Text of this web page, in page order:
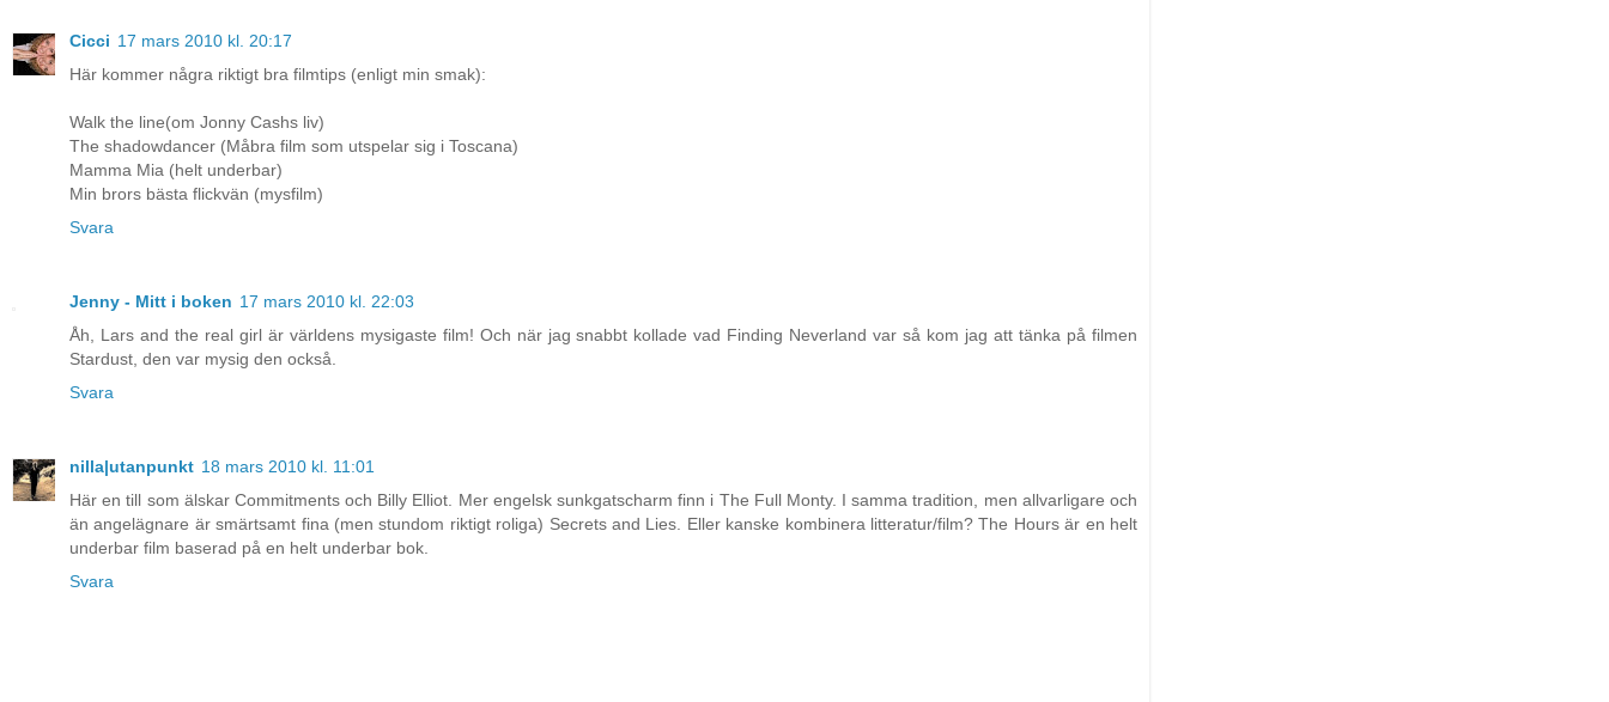
Cicci 17 mars 2010 kl. 20:17
Här kommer några riktigt bra filmtips (enligt min smak):
Walk the line(om Jonny Cashs liv)
The shadowdancer (Måbra film som utspelar sig i Toscana)
Mamma Mia (helt underbar)
Min brors bästa flickvän (mysfilm)
Svara
Jenny - Mitt i boken 17 mars 2010 kl. 22:03
Åh, Lars and the real girl är världens mysigaste film! Och när jag snabbt kollade vad Finding Neverland var så kom jag att tänka på filmen
Stardust, den var mysig den också.
Svara
nilla|utanpunkt 18 mars 2010 kl. 11:01
Här en till som älskar Commitments och Billy Elliot. Mer engelsk sunkgatscharm finn i The Full Monty. I samma tradition, men allvarligare och
än angelägnare är smärtsamt fina (men stundom riktigt roliga) Secrets and Lies. Eller kanske kombinera litteratur/film? The Hours är en helt
underbar film baserad på en helt underbar bok.
Svara